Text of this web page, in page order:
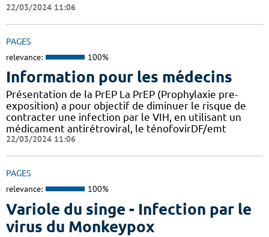
22/03/2024 11:06
PAGES
relevance: 100%
Information pour les médecins
Présentation de la PrEP La PrEP (Prophylaxie pre-
exposition) a pour objectif de diminuer le risque de
contracter une infection par le VIH, en utilisant un
médicament antirétroviral, le ténofovirDF/emt
22/03/2024 11:06
PAGES
relevance: 100%
Variole du singe - Infection par le
virus du Monkeypox